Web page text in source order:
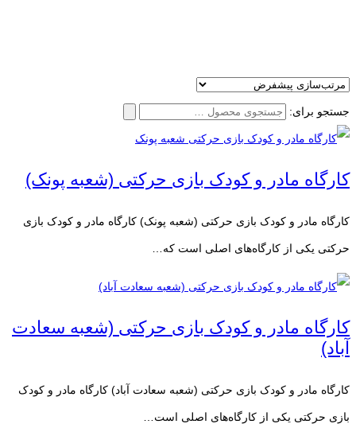
جستجو برای:
کارگاه مادر و کودک بازی حرکتی (شعبه پونک)
کارگاه مادر و کودک بازی حرکتی (شعبه پونک) کارگاه مادر و کودک بازی
حرکتی یکی از کارگاه‌های اصلی است که…
کارگاه مادر و کودک بازی حرکتی (شعبه سعادت
آباد)
کارگاه مادر و کودک بازی حرکتی (شعبه سعادت آباد) کارگاه مادر و کودک
بازی حرکتی یکی از کارگاه‌های اصلی است…